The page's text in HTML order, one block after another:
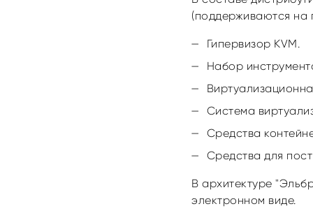
(поддерживаются на
Гипервизор KVM.
Набор
Система
Cредства
Cредства для
В архитектуре
электронном виде.